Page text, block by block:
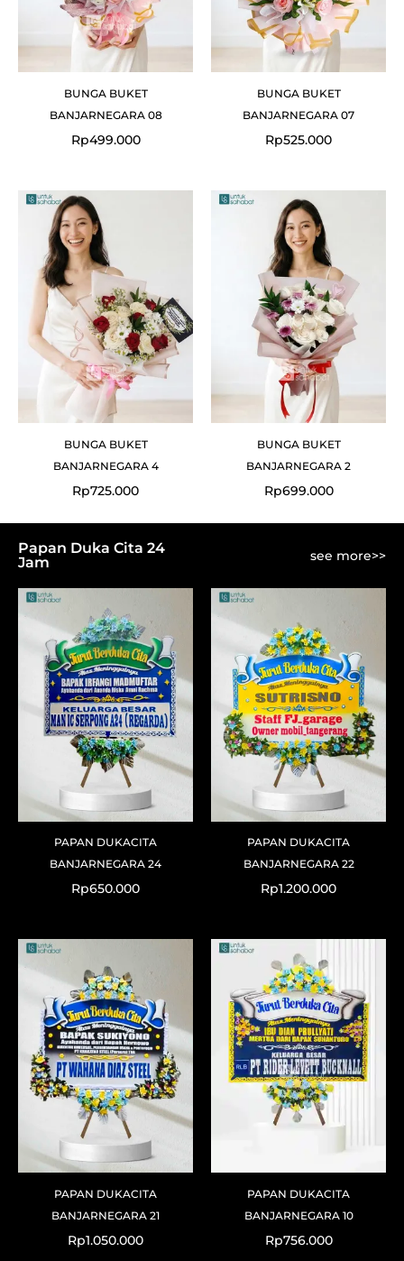
BUNGA BUKET
BANJARNEGARA 08
Rp499.000
BUNGA BUKET
BANJARNEGARA 07
Rp525.000
BUNGA BUKET
BANJARNEGARA 4
Rp725.000
BUNGA BUKET
BANJARNEGARA 2
Rp699.000
Papan Duka Cita 24
Jam
see more>>
PAPAN DUKACITA
BANJARNEGARA 24
Rp650.000
PAPAN DUKACITA
BANJARNEGARA 22
Rp1.200.000
PAPAN DUKACITA
BANJARNEGARA 21
Rp1.050.000
PAPAN DUKACITA
BANJARNEGARA 10
Rp756.000